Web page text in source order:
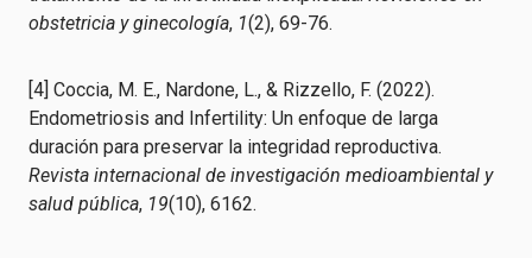
obstetricia y ginecología, 1(2), 69-76.
[4] Coccia, M. E., Nardone, L., & Rizzello, F. (2022).
Endometriosis and Infertility: Un enfoque de larga
duración para preservar la integridad reproductiva.
Revista internacional de investigación medioambiental y
salud pública, 19(10), 6162.